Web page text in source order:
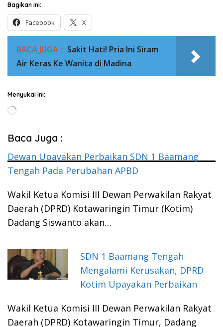
Bagikan ini:
Facebook X
BACA JUGA : Sakit Hati! Pria Ini Siram
Air Keras Ke Wanita di Madina
Menyukai ini:
Memuat...
Baca Juga :
Dewan Upayakan Perbaikan SDN 1 Baamang
Tengah Pada Perubahan APBD
Wakil Ketua Komisi III Dewan Perwakilan Rakyat
Daerah (DPRD) Kotawaringin Timur (Kotim)
Dadang Siswanto akan…
SDN 1 Baamang Tengah
Mengalami Kerusakan, DPRD
Kotim Upayakan Perbaikan
Wakil Ketua Komisi III Dewan Perwakilan Rakyat
Daerah (DPRD) Kotawaringin Timur, Dadang